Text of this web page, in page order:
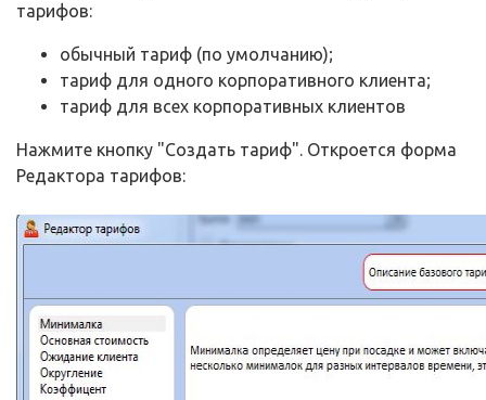
тарифов:
обычный тариф (по умолчанию);
тариф для одного корпоративного клиента;
тариф для всех корпоративных клиентов
Нажмите кнопку "Создать тариф". Откроется форма
Редактора тарифов: